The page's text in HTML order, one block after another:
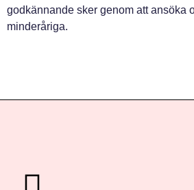
godkännande sker genom att ansöka
minderåriga.